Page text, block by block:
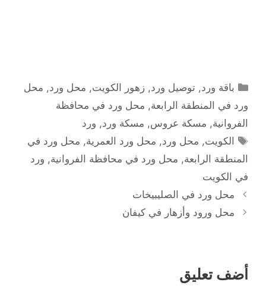
التصنيفات
باقة ورد,توصيل ورد,زهور الكويت, محل ورد, محل
ورد في المنطقة الرابعة, محل ورد في محافظة
الفروانية, مسكة عروس, مسكة ورد, ورد
الوسوم
الكويت, محل ورد, محل ورد العمرية, محل ورد في
المنطقة الرابعة, محل ورد في محافظة الفروانية, ورد
في الكويت
محل ورد في الصليبيخات
محل ورود وأزهار في كيفان
أضف تعليق